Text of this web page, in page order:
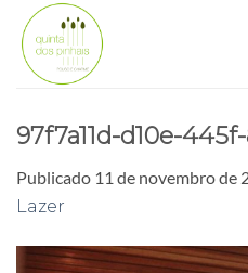
Skip
content
97f7a11d-d10e-
Publicado 11 de novembro de
Lazer